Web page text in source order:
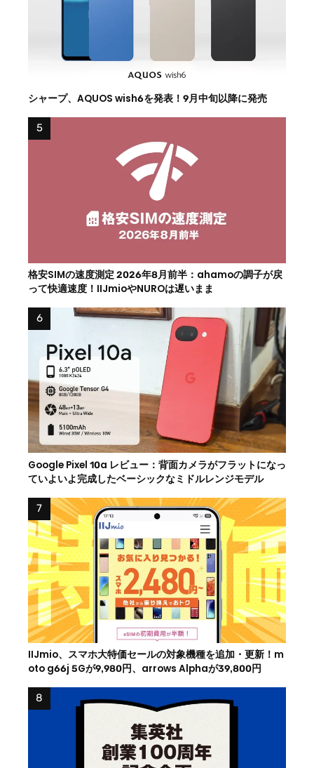
シャープ、AQUOS wish6を発表！9月中旬以降に発売
格安SIMの速度測定 2026年8月前半：ahamoの調子が戻
って快適速度！IIJmioやNUROは遅いまま
Google Pixel 10a レビュー：背面カメラがフラットになっ
ていよいよ完成したベーシックなミドルレンジモデル
IIJmio、スマホ大特価セールの対象機種を追加・更新！m
oto g66j 5Gが9,980円、arrows Alphaが39,800円